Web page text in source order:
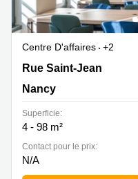
Centre D'affaires
+2
Rue Saint-Jean 17, Nancy
Rue Saint-Jean
Nancy
Superficie:
4 - 98 m²
Contact pour le prix:
N/A